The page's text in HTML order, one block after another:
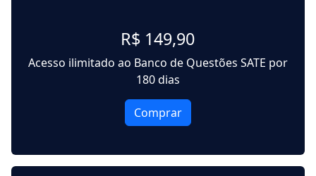
R$ 149,90
Acesso ilimitado ao Banco de Questões SATE por
180 dias
Comprar